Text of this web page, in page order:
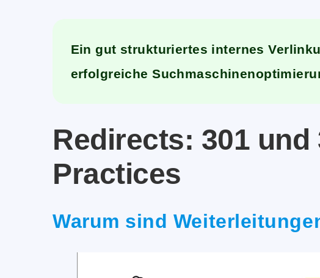
Ein gut strukturiertes internes
erfolgreiche
Redirects: 301
Practices
Warum sind